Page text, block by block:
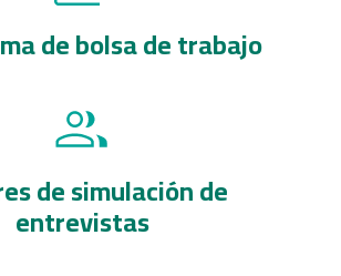
de bolsa de trabajo
de simulación de
entrevistas